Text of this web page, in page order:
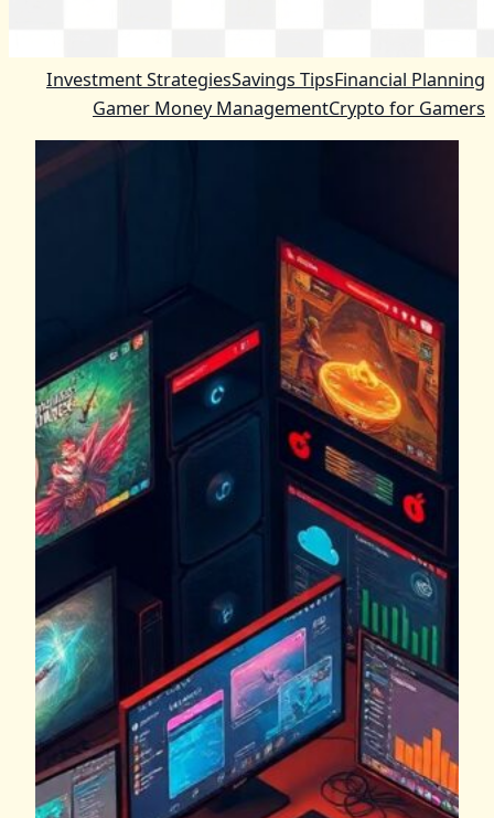
Investment StrategiesSavings TipsFinancial Planning
Gamer Money ManagementCrypto for Gamers